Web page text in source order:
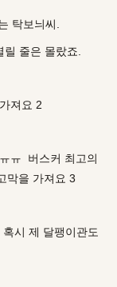
탁보늬씨.
줄은 몰랐죠.
져요 2
ㅠ 버스커 최고의
막을 가져요 3
시 제 달팽이관도